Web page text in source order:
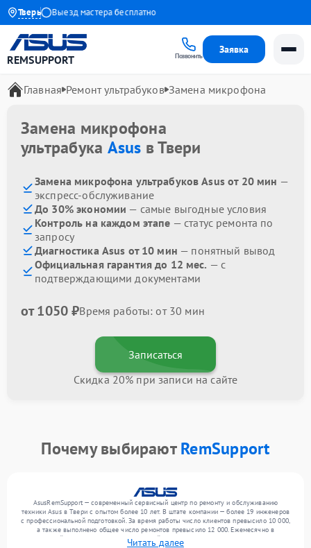
Тверь
1 года Выезд мастера бесплатно
REMSUPPORT Позвонить
Заявка
Главная Ремонт ультрабуков Замена микрофона
Замена микрофона
ультрабука Asus в Твери
Замена микрофона ультрабуков Asus от 20 мин —
экспресс-обслуживание
До 30% экономии — самые выгодные условия
Контроль на каждом этапе — статус ремонта по
запросу
Диагностика Asus от 10 мин — понятный вывод
Официальная гарантия до 12 мес. — с
подтверждающими документами
от 1050 ₽Время работы: от 30 мин
Записаться
Скидка 20% при записи на сайте
Почему выбираютRemSupport
AsusRemSupport — современный сервисный центр по ремонту и обслуживанию
техники Asus в Твери с опытом более 10 лет. В штате компании — более 19 инженеров
с профессиональной подготовкой. За время работы число клиентов превысило 10 000,
а также выполнено общее число ремонтов превысило 12 000. Ежемесячно в
сервисный центр поступает от 300 устройств, включая , , . Мы беремся за задачи
Читать далее